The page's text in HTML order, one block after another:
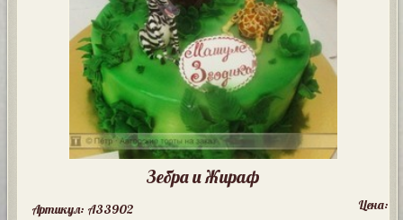
Зебра и Жираф
Артикул: A33902 Цена: